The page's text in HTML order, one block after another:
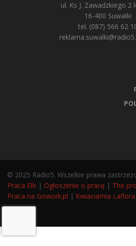
ul. Ks J. Zawadzkiego 2
16-400 Suwałki
tel. (087) 566 62
© 2025 Radio5. Wszelkie prawa
Praca Ełk | Ogłoszenie o pracę | The
Praca na Gowork.pl | Kwiaciarnia